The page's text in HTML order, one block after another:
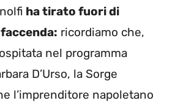
ha tirato fuori di
ricordiamo che,
nel programma
D’Urso, la Sorge
l’imprenditore napoletano